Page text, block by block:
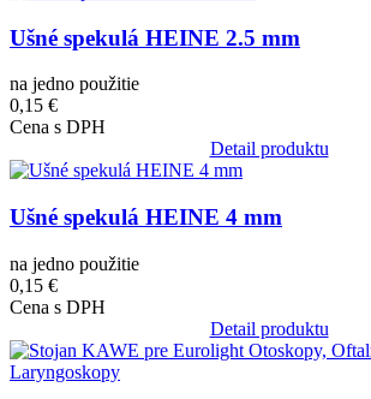
Ušné spekulá HEINE 2.5 mm
na jedno použitie
0,15 €
Cena s DPH
Detail produktu
Obrázok
Ušné spekulá HEINE 4 mm
na jedno použitie
0,15 €
Cena s DPH
Detail produktu
Obrázok